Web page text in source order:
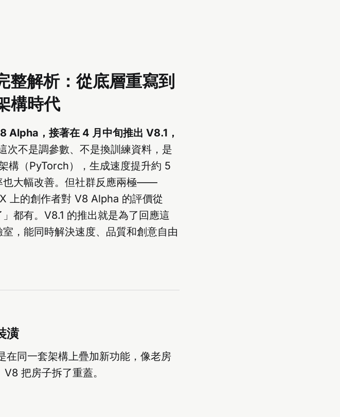
解析：從底層重寫到
構時代
，接著在 4 月中旬推出 V8.1，
次不是調參數、不是換訓練資料，是
構（PyTorch），生成速度提升約 5
也大幅改善。但社群反應兩極——
上的創作者對 V8 Alpha 的評價從
都有。V8.1 的推出就是為了回應這
，能同時解決速度、品質和創意自由
潢
同一套架構上疊加新功能，像老房
把房子拆了重蓋。